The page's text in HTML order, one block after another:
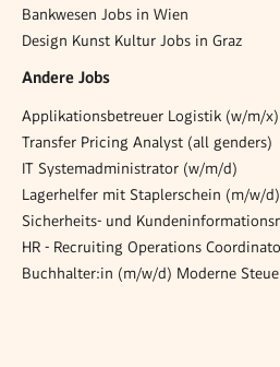
Bankwesen Jobs in Wien
Design Kunst Kultur Jobs in Graz
Andere Jobs
Applikationsbetreuer Logistik (w/m/x)
Transfer Pricing Analyst (all genders)
IT Systemadministrator (w/m/d)
Lagerhelfer mit Staplerschein (m/w/
HR - Recruiting Operations